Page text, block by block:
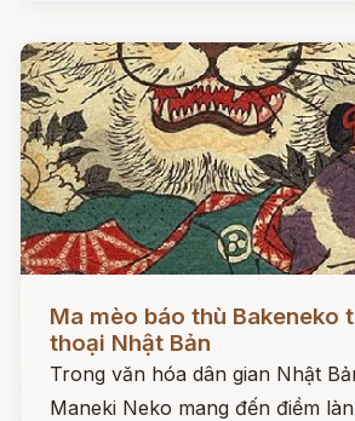
Ma mèo báo thù Bakeneko
thoại Nhật Bản
Trong văn hóa dân gian Nhật
Maneki Neko mang đến điềm